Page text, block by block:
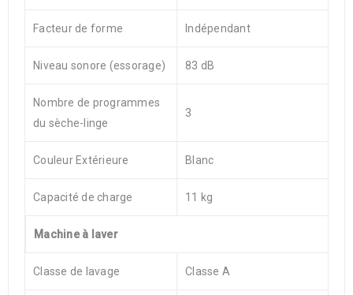
Facteur de forme Indépendant
Niveau sonore (essorage) 83 dB
Nombre de programmes
du sèche-linge
3
Couleur Extérieure Blanc
Capacité de charge 11 kg
Machine à laver
Classe de lavage Classe A